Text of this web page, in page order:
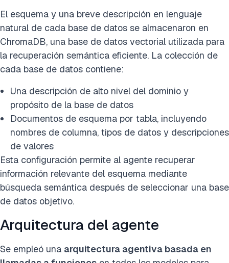
El esquema y una breve descripción en lenguaje
natural de cada base de datos se almacenaron en
ChromaDB, una base de datos vectorial utilizada para
la recuperación semántica eficiente. La colección de
cada base de datos contiene:
Una descripción de alto nivel del dominio y
propósito de la base de datos
Documentos de esquema por tabla, incluyendo
nombres de columna, tipos de datos y descripciones
de valores
Esta configuración permite al agente recuperar
información relevante del esquema mediante
búsqueda semántica después de seleccionar una base
de datos objetivo.
Arquitectura del agente
Se empleó una arquitectura agentiva basada en